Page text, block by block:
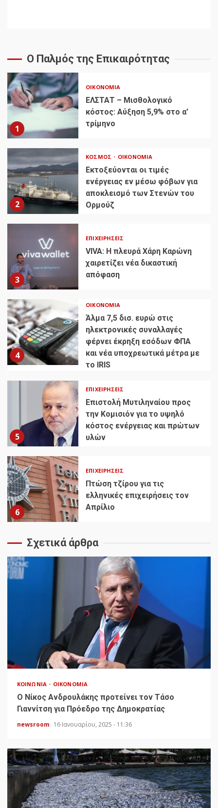
Ο Παλμός της Επικαιρότητας
1
ΟΙΚΟΝΟΜΊΑ
ΕΛΣΤΑΤ – Μισθολογικό
κόστος: Αύξηση 5,9% στο α’
τρίμηνο
2
ΚΌΣΜΟΣ ΟΙΚΟΝΟΜΊΑ
Εκτοξεύονται οι τιμές
ενέργειας εν μέσω φόβων για
αποκλεισμό των Στενών του
Ορμούζ
3
ΕΠΙΧΕΙΡΉΣΕΙΣ
VIVA: Η πλευρά Χάρη Καρώνη
χαιρετίζει νέα δικαστική
απόφαση
4
ΟΙΚΟΝΟΜΊΑ
Άλμα 7,5 δισ. ευρώ στις
ηλεκτρονικές συναλλαγές
φέρνει έκρηξη εσόδων ΦΠΑ
και νέα υποχρεωτικά μέτρα με
το IRIS
5
ΕΠΙΧΕΙΡΉΣΕΙΣ
Επιστολή Μυτιληναίου προς
την Κομισιόν για το υψηλό
κόστος ενέργειας και πρώτων
υλών
6
ΕΠΙΧΕΙΡΉΣΕΙΣ
Πτώση τζίρου για τις
ελληνικές επιχειρήσεις τον
Απρίλιο
Σχετικά άρθρα
ΚΟΙΝΩΝΊΑ ΟΙΚΟΝΟΜΊΑ
Ο Νίκος Ανδρουλάκης προτείνει τον Τάσο
Γιαννίτση για Πρόεδρο της Δημοκρατίας
newsroom 16 Ιανουαρίου, 2025 - 11:36